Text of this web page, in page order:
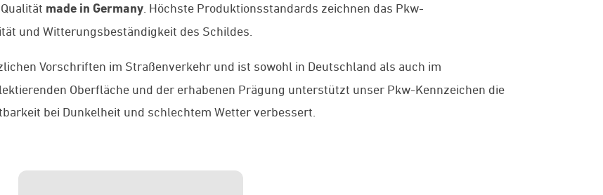
made in Germany . Höchste Produktionsstandards zeichnen das Pkw-
und Witterungsbeständigkeit des Schildes.
Vorschriften im Straßenverkehr und ist sowohl in Deutschland als auch im
Oberfläche und der erhabenen Prägung unterstützt unser Pkw-Kennzeichen die
bei Dunkelheit und schlechtem Wetter verbessert.